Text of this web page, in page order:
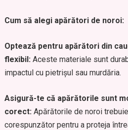
Cum să alegi apărători de noroi:
Optează pentru apărători din
flexibil: Aceste materiale sunt
impactul cu pietrișul sau murdăria.
Asigură-te că apărătorile sunt
corect: Apărătorile de noroi
corespunzător pentru a proteja